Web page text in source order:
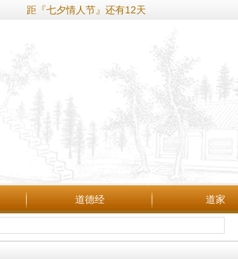
距『七夕情人节』还有12天
道德经 道家